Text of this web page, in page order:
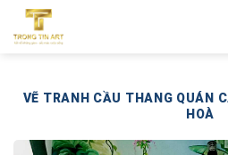
qua
VẼ TRANH CẦU THANG QUÁN
HOÀ